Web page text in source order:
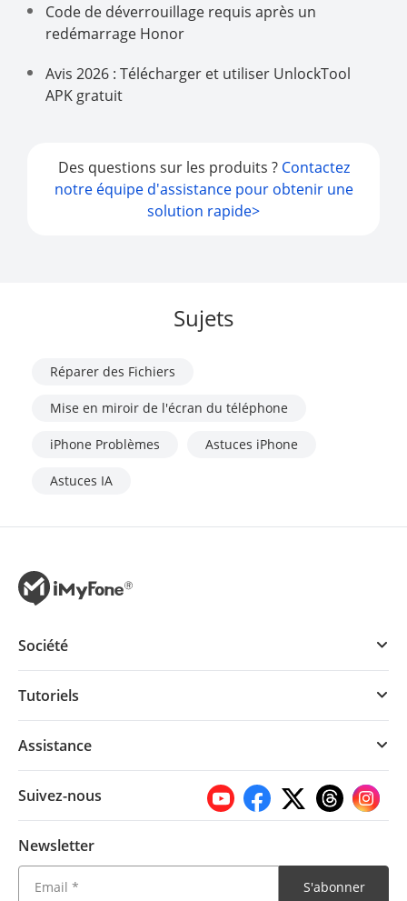
Code de déverrouillage requis après un
redémarrage Honor
Avis 2026 : Télécharger et utiliser UnlockTool
APK gratuit
Des questions sur les produits ? Contactez
notre équipe d'assistance pour obtenir une
solution rapide>
Sujets
Réparer des Fichiers
Mise en miroir de l'écran du téléphone
iPhone Problèmes Astuces iPhone
Astuces IA
Société
Tutoriels
Assistance
Suivez-nous
Newsletter
S'abonner